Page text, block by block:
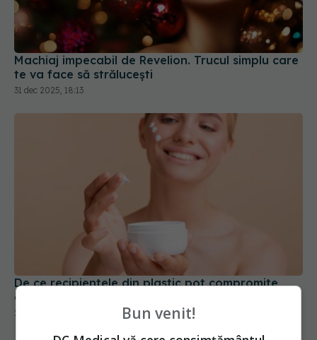
Machiaj impecabil de Revelion. Trucul simplu care
te va face să strălucești
31 dec 2025, 18:13
De ce recipientele din plastic pot compromite
crema de față
21 ian 2026, 10:05
Bun venit!